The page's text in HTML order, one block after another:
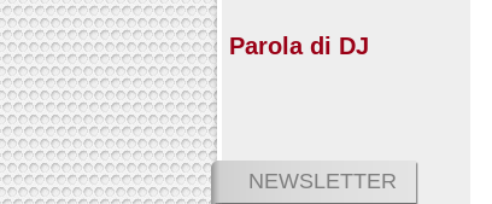
Parola di DJ
NEWSLETTER